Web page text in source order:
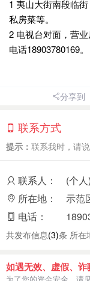
1 夷山大街南段临
私房菜等。
2 电视台对面，营业
电话18903780169。
分享到
联系方式
提示： 联系我时，请
联系人：
(个人)
所在地：
示范
电话：
共发布信息(3)条 所在
如遇无效、虚假、